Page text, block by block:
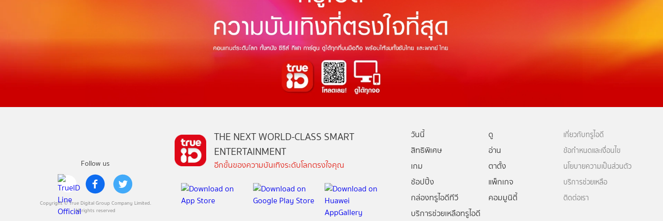
Follow us
Copyright © True Digital Group Company Limited.
All rights reserved
THE NEXT WORLD-CLASS SMART
ENTERTAINMENT
อีกขั้นของความบันเทิงระดับโลกตรงใจคุณ
วันนี้
ดู
สิทธิพิเศษ
อ่าน
เกม
ตาตั้ง
ช้อปปิ้ง
แพ็กเกจ
กล่องทรูไอดีทีวี
คอมมูนิตี้
บริการช่วยเหลือทรูไอดี
เกี่ยวกับทรูไอดี
ข้อกำหนดและเงื่อนไข
นโยบายความเป็นส่วนตัว
บริการช่วยเหลือ
ติดต่อเรา